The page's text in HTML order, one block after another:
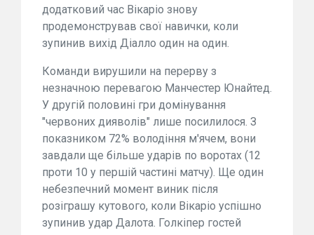
додатковий час Вікаріо знову
продемонстрував свої навички, коли
зупинив вихід Діалло один на один.
Команди вирушили на перерву з
незначною перевагою Манчестер Юнайтед.
У другій половині гри домінування
"червоних дияволів" лише посилилося. З
показником 72% володіння м'ячем, вони
завдали ще більше ударів по воротах (12
проти 10 у першій частині матчу). Ще один
небезпечний момент виник після
розіграшу кутового, коли Вікаріо успішно
зупинив удар Далота. Голкіпер гостей